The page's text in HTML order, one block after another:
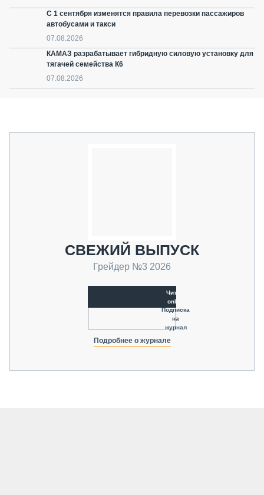
С 1 сентября изменятся правила перевозки пассажиров
автобусами и такси
07.08.2026
КАМАЗ разрабатывает гибридную силовую установку для
тягачей семейства К6
07.08.2026
СВЕЖИЙ ВЫПУСК
Грейдер №3 2026
Читать
online
Подписка
на
журнал
Подробнее о журнале